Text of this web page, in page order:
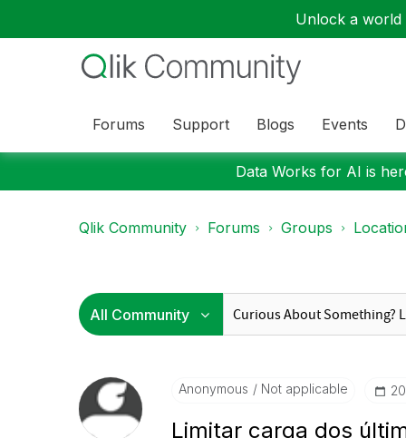
Unlock a
Forums Support Blogs Events
Data Works for AI is
Qlik Community Forums Groups
Anonymous Not applicable
Limitar carga dos